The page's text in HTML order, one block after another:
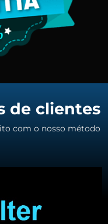
de clientes
com o nosso método